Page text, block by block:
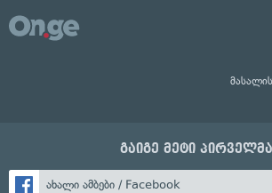
გაიგე მეტი
ახალი ამბები / Facebook